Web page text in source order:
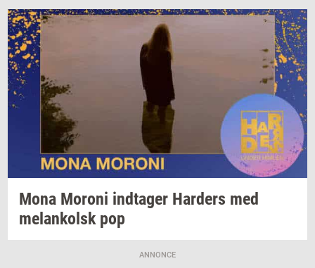
Mona Mor­o­ni ind­ta­ger Har­ders med
melan­kolskpop
ANNONCE